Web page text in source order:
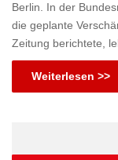
Berlin. In der
die geplante
Zeitung berichtete,
Weiterlesen >>